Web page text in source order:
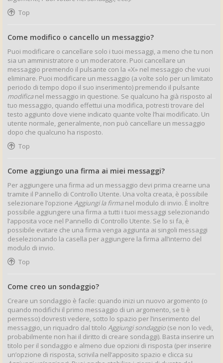
Top
Come modifico o cancello un messaggio?
Puoi modificare o cancellare solo i tuoi messaggi, a meno che tu non
sia un amministratore o un moderatore. Puoi cancellare un
messaggio premendo il pulsante con la «X» nel messaggio che vuoi
eliminare. Puoi modificare un messaggio (a volte solo per un limitato
periodo di tempo dopo il suo inserimento) premendo il pulsante
modificanel messaggio in questione. Se qualcuno ha già risposto al
tuo messaggio, quando effettui una modifica, potresti trovare del
testo aggiunto dove viene indicato quante volte l’hai modificato. Un
utente normale, generalmente, non può cancellare un messaggio
dopo che qualcuno ha risposto.
Top
Come aggiungo una firma ai miei messaggi?
Per aggiungere una firma ad un messaggio devi prima crearne una
tramite il Pannello di Controllo Utente. Una volta creata, è possibile
selezionare l’opzione Aggiungi la firmanel modulo di invio. È inoltre
possibile aggiungere una firma a tutti i tuoi messaggi selezionando
l’apposita voce nel Pannello di Controllo Utente. Se lo si fa, è
possibile evitare che una firma venga aggiunta ai singoli messaggi
deselezionando la casella per aggiungere la firma all’interno del
modulo di invio.
Top
Come creo un sondaggio?
Creare un sondaggio è facile: quando inizi un nuovo argomento (o
quando modifichi il primo messaggio di un argomento, se ti è
permesso) dovresti vedere, sotto lo spazio per l’inserimento del
messaggio, un riquadro dal titolo Aggiungi sondaggio (se non lo vedi,
probabilmente non hai il diritto di creare sondaggi). Basta inserire un
titolo per il sondaggio e almeno due opzioni di risposta (per inserire
un’opzione di risposta, scrivila nell’apposito spazio e clicca su